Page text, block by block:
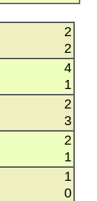
2
2
4
1
2
3
2
1
1
0